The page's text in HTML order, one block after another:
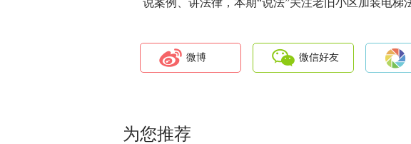
说案例、讲法律，本期“说法”关注老旧小区加装电梯
微博 微信好友
为您推荐